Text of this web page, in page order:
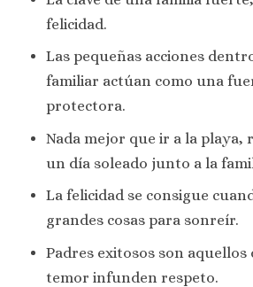
felicidad.
Las pequeñas acciones
familiar actúan como una
protectora.
Nada mejor que ir a la
un día soleado junto a la
La felicidad se consigue
grandes cosas para sonreír.
Padres exitosos son aquellos
temor infunden respeto.